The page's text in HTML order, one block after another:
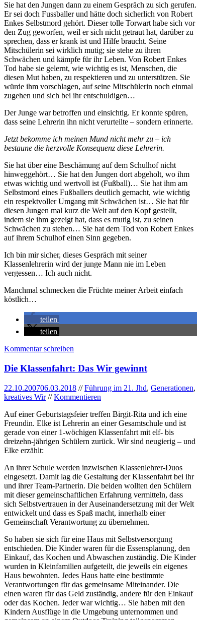
Sie hat den Jungen dann zu einem Gespräch zu sich gerufen.
Er sei doch Fussballer und hätte doch sicherlich von Robert
Enkes Selbstmord gehört. Dieser tolle Torwart habe sich vor
den Zug geworfen, weil er sich nicht getraut hat, darüber zu
sprechen, dass er krank ist und Hilfe braucht. Seine
Mitschülerin sei wirklich mutig; sie stehe zu ihren
Schwächen und kämpfe für ihr Leben. Von Robert Enkes
Tod habe sie gelernt, wie wichtig es ist, Menschen, die
diesen Mut haben, zu respektieren und zu unterstützen. Sie
würde ihm vorschlagen, auf seine Mitschülerin noch einmal
zugehen und sich bei ihr entschuldigen…
Der Junge war betroffen und einsichtig. Er konnte spüren,
dass seine Lehrerin ihn nicht verurteilte – sondern erinnerte.
Jetzt bekomme ich meinen Mund nicht mehr zu – ich
bestaune die herzvolle Konsequenz diese Lehrerin.
Sie hat über eine Beschämung auf dem Schulhof nicht
hinweggehört… Sie hat den Jungen dort abgeholt, wo ihm
etwas wichtig und wertvoll ist (Fußball)… Sie hat ihm am
Selbstmord eines Fußballers deutlich gemacht, wie wichtig
ein respektvoller Umgang mit Schwächen ist… Sie hat für
diesen Jungen mal kurz die Welt auf den Kopf gestellt,
indem sie ihm gezeigt hat, dass es mutig ist, zu seinen
Schwächen zu stehen… Sie hat dem Tod von Robert Enkes
auf ihrem Schulhof einen Sinn gegeben.
Ich bin mir sicher, dieses Gespräch mit seiner
Klassenlehrerin wird der junge Mann nie im Leben
vergessen… Ich auch nicht.
Manchmal schmecken die Früchte meiner Arbeit einfach
köstlich…
teilen
teilen
Kommentar schreiben
Die Klassenfahrt: Das Wir gewinnt
22.10.200706.03.2018 //Führung im 21. Jhd, Generationen,
kreatives Wir //Kommentieren
Auf einer Geburtstagsfeier treffen Birgit-Rita und ich eine
Freundin. Elke ist Lehrerin an einer Gesamtschule und ist
gerade von einer 1-wöchigen Klassenfahrt mit elf- bis
dreizehn-jährigen Schülern zurück. Wir sind neugierig – und
Elke erzählt:
An ihrer Schule werden inzwischen Klassenlehrer-Duos
eingesetzt. Damit lag die Gestaltung der Klassenfahrt bei ihr
und ihrer Team-Partnerin. Die beiden wollten den Schülern
mit dieser gemeinschaftlichen Erfahrung vermitteln, dass
sich Selbstvertrauen in der Auseinandersetzung mit der Welt
entwickelt und dass es Spaß macht, innerhalb einer
Gemeinschaft Verantwortung zu übernehmen.
So haben sie sich für eine Haus mit Selbstversorgung
entschieden. Die Kinder waren für die Essensplanung, den
Einkauf, das Kochen und Abwaschen zuständig. Die Kinder
wurden in Kleinfamilien aufgeteilt, die jeweils ein eigenes
Haus bewohnten. Jedes Haus hatte eine bestimmte
Verantwortungen für das gemeinsame Miteinander. Die
einen waren für das Geld zuständig, andere für den Einkauf
oder das Kochen. Jeder war wichtig… Sie haben mit den
Kindern Ausflüge in die Umgebung unternommen und